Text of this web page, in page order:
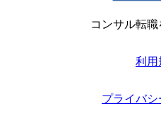
コンサル転
利用
プライバ